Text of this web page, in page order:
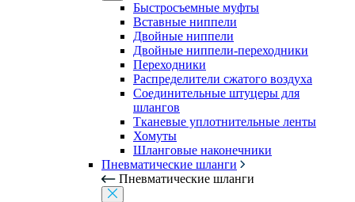
Быстросъемные муфты
Вставные ниппели
Двойные ниппели
Двойные ниппели-переходники
Переходники
Распределители сжатого воздуха
Соединительные штуцеры для
шлангов
Тканевые уплотнительные ленты
Хомуты
Шланговые наконечники
Пневматические шланги
Пневматические шланги